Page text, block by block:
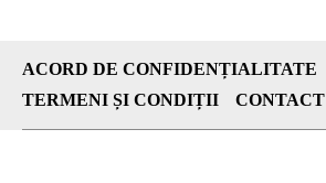
ACORD DE CONFIDENȚIALITATE
TERMENI ȘI CONDIȚII
CONTACT